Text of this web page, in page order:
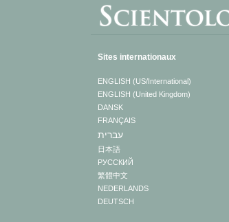
Sites internationaux
ENGLISH (US/International)
ENGLISH (United Kingdom)
DANSK
FRANÇAIS
עברית
日本語
РУССКИЙ
繁體中文
NEDERLANDS
DEUTSCH